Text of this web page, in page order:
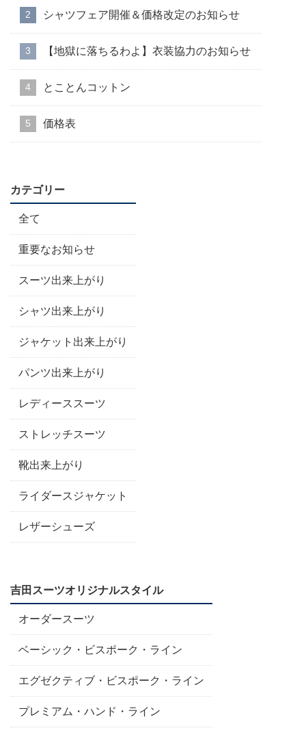
シャツフェア開催＆価格改定のお知らせ
【地獄に落ちるわよ】衣装協力のお知らせ
とことんコットン
価格表
カテゴリー
全て
重要なお知らせ
スーツ出来上がり
シャツ出来上がり
ジャケット出来上がり
パンツ出来上がり
レディーススーツ
ストレッチスーツ
靴出来上がり
ライダースジャケット
レザーシューズ
吉田スーツオリジナルスタイル
オーダースーツ
ベーシック・ビスポーク・ライン
エグゼクティブ・ビスポーク・ライン
プレミアム・ハンド・ライン